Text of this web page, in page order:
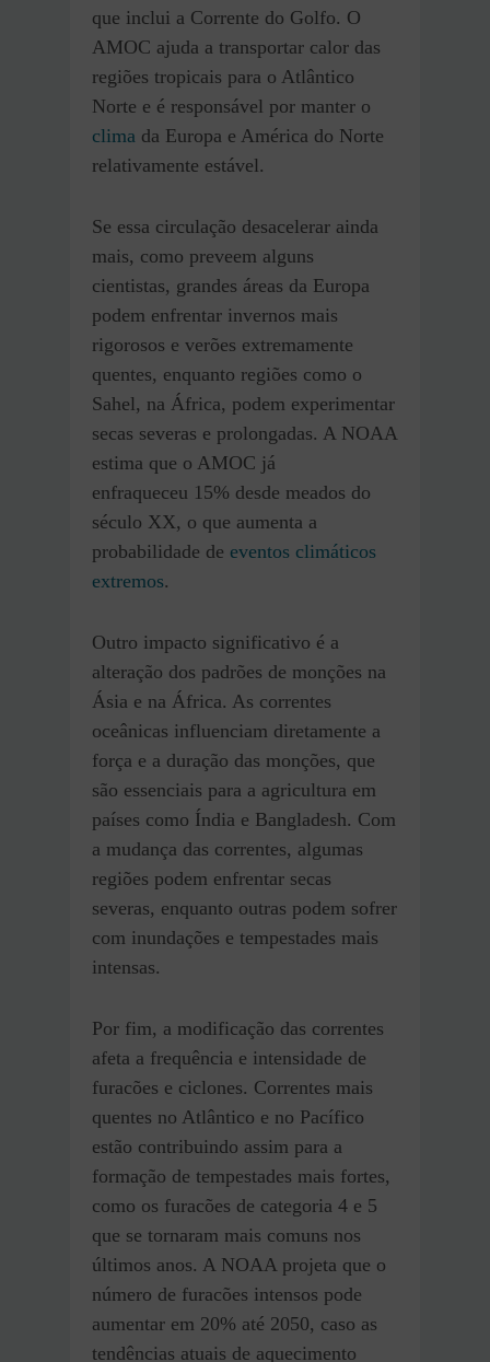
que inclui a Corrente do Golfo. O
AMOC ajuda a transportar calor das
regiões tropicais para o Atlântico
Norte e é responsável por manter o
clima da Europa e América do Norte
relativamente estável.
Se essa circulação desacelerar ainda
mais, como preveem alguns
cientistas, grandes áreas da Europa
podem enfrentar invernos mais
rigorosos e verões extremamente
quentes, enquanto regiões como o
Sahel, na África, podem experimentar
secas severas e prolongadas. A NOAA
estima que o AMOC já
enfraqueceu 15% desde meados do
século XX, o que aumenta a
probabilidade de eventos climáticos
extremos.
Outro impacto significativo é a
alteração dos padrões de monções na
Ásia e na África. As correntes
oceânicas influenciam diretamente a
força e a duração das monções, que
são essenciais para a agricultura em
países como Índia e Bangladesh. Com
a mudança das correntes, algumas
regiões podem enfrentar secas
severas, enquanto outras podem sofrer
com inundações e tempestades mais
intensas.
Por fim, a modificação das correntes
afeta a frequência e intensidade de
furacões e ciclones. Correntes mais
quentes no Atlântico e no Pacífico
estão contribuindo assim para a
formação de tempestades mais fortes,
como os furacões de categoria 4 e 5
que se tornaram mais comuns nos
últimos anos. A NOAA projeta que o
número de furacões intensos pode
aumentar em 20% até 2050, caso as
tendências atuais de aquecimento